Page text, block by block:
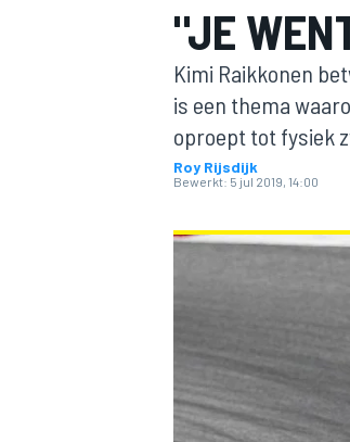
MOTOGP
"JE
Kimi Raikkonen
is een thema
oproept tot fysiek
Roy Rijsdijk
Bewerkt: 5 jul 2019, 14:00